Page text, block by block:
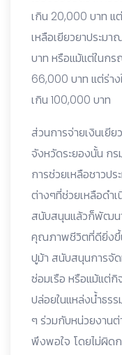
เกิน 20,000 บาท แ
เหลือเยียวยาประม
บาท หรือแม้แต่ในกร
66,000 บาท แต่ร่าง
เกิน 100,000 บาท
ส่วนการจ่ายเงินเยี
จังหวัดระยองนั้น กร
การช่วยเหลือชาวป
ต่างๆที่ช่วยเหลือดำ
สนับสนุนแล้วก็พัฒน
คุณภาพชีวิตที่ดียิ่งขึ้
ปูม้า สนับสนุนการจั
ซ่อมเรือ หรือแม้แต่
ปล่อยในแหล่งน้ำธร
ๆ ร่วมกับหน่วยงานต่
พึงพอใจ โดยไม่ผิด